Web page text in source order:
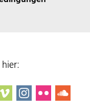
hier: